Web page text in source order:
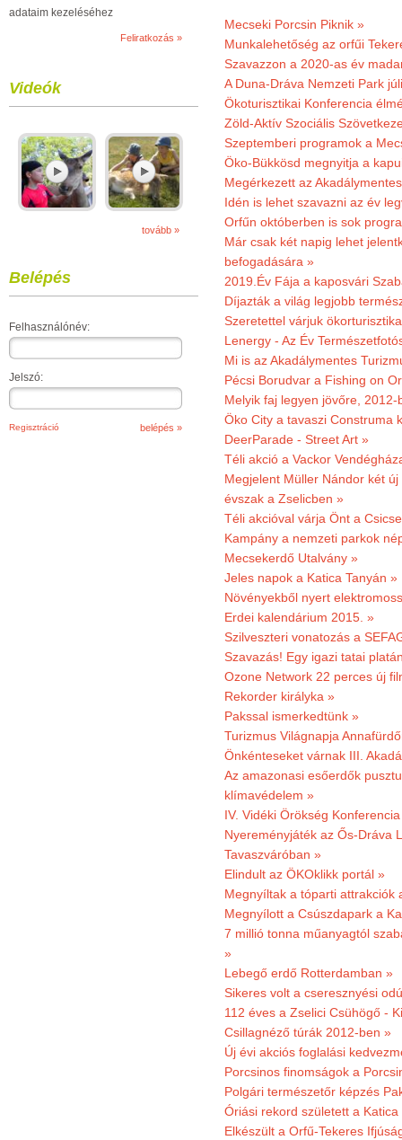
adataim kezeléséhez
Videók
tovább »
Belépés
Felhasználónév:
Jelszó:
Regisztráció
Mecseki Porcsin Piknik »
Munkalehetőség az orfűi
Szavazzon a 2020-as év
A Duna-Dráva Nemzeti Park
Ökoturisztikai Konferencia
Zöld-Aktív Szociális
Szeptemberi programok a
Öko-Bükkösd megnyitja a
Megérkezett az
Idén is lehet szavazni az év
Orfűn októberben is sok
Már csak két napig lehet
befogadására »
2019.Év Fája a kaposvári
Díjazták a világ legjobb
Szeretettel várjuk
Lenergy - Az Év
Mi is az Akadálymentes
Pécsi Borudvar a Fishing on
Melyik faj legyen jövőre,
Öko City a tavaszi Construma
DeerParade - Street Art »
Téli akció a Vackor
Megjelent Müller Nándor két
évszak a Zselicben »
Téli akcióval várja Önt a
Kampány a nemzeti parkok
Mecsekerdő Utalvány »
Jeles napok a Katica Tanyán »
Növényekből nyert
Erdei kalendárium 2015. »
Szilveszteri vonatozás a
Szavazás! Egy igazi tatai
Ozone Network 22 perces új
Rekorder királyka »
Pakssal ismerkedtünk »
Turizmus Világnapja
Önkénteseket várnak III.
Az amazonasi esőerdők
klímavédelem »
IV. Vidéki Örökség
Nyereményjáték az Ős-Dráva
Tavaszváróban »
Elindult az ÖKOklikk portál »
Megnyíltak a tóparti attrakciók
Megnyílott a Csúszdapark a
7 millió tonna műanyagtól
»
Lebegő erdő Rotterdamban »
Sikeres volt a cseresznyési
112 éves a Zselici Csühögő -
Csillagnéző túrák 2012-ben »
Új évi akciós foglalási
Porcsinos finomságok a
Polgári természetőr képzés
Óriási rekord született a Katica
Elkészült a Orfű-Tekeres